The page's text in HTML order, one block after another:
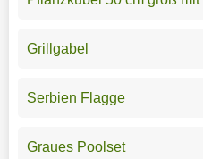
Grillgabel
Serbien Flagge
Graues Poolset